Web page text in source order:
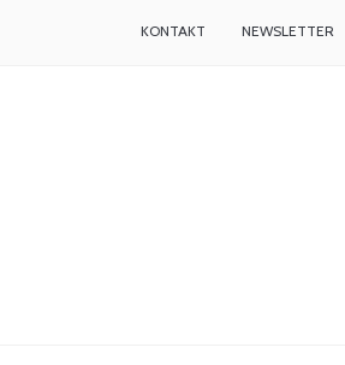
KONTAKT NEWSLETTER